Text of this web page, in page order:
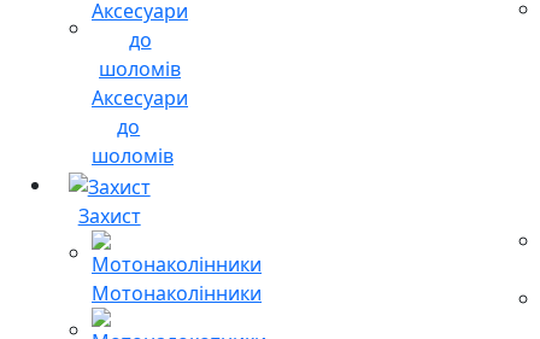
Аксесуари
до
шоломів
Захист
Мотонаколінники